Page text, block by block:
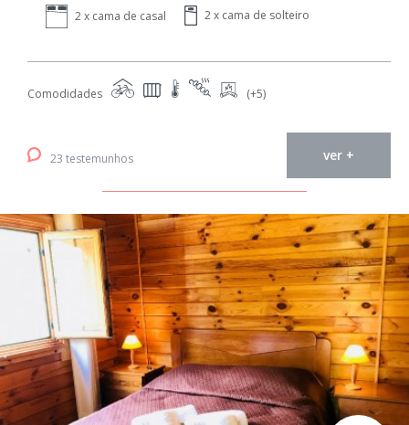
2 x cama de casal 2 x cama de solteiro
Comodidades (+5)
23 testemunhos ver +